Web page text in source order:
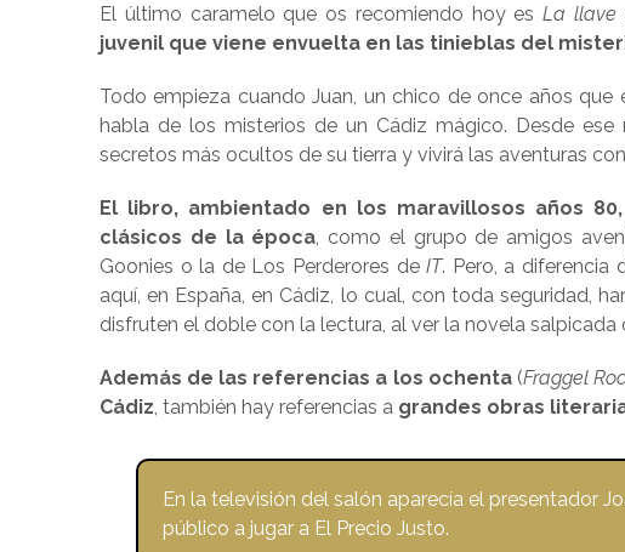
El último caramelo que os recomiendo hoy es La llave
juvenil que viene envuelta en las tinieblas del
Todo empieza cuando Juan, un chico de once años
habla de los misterios de un Cádiz mágico. Desde
secretos más ocultos de su tierra y vivirá las aventuras
El libro, ambientado en los maravillosos años
clásicos de la época, como el grupo de amigos
Goonies o la de Los Perderores deIT. Pero, a diferencia
aquí, en España, en Cádiz, lo cual, con toda seguridad,
disfruten el doble con la lectura, al ver la novela
Además de las referencias a los ochenta(Fraggel
Cádiz, también hay referencias a grandes obras
En la televisión del salón aparecía el presentador
público a jugar a El Precio Justo.